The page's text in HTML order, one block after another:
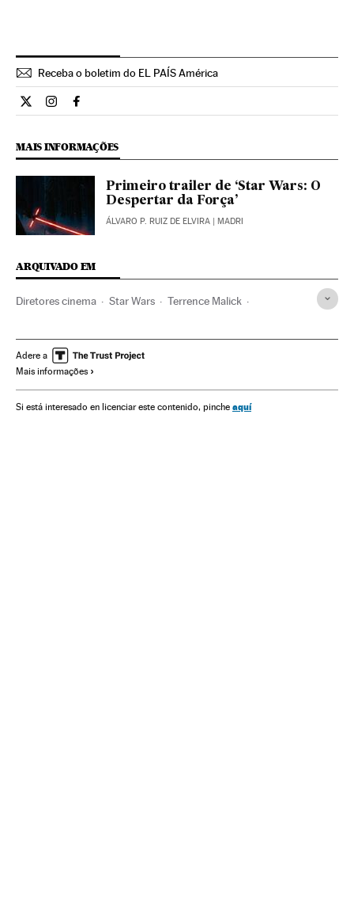
Receba o boletim do EL PAÍS América
Cultura El País Brasil en Twitter
Cultura El País Brasil en Instagram
Cultura El País Brasil en Facebook
MAIS INFORMAÇÕES
Primeiro trailer de ‘Star Wars: O
Despertar da Força’
ÁLVARO P. RUIZ DE ELVIRA | MADRI
ARQUIVADO EM
Diretores cinema Star Wars Terrence Malick
Ron Howard Quentin Tarantino
Ficção científica
Cinema fantástico Filmes Sagas filmes Cinema
Adere a
Mais informações
Si está interesado en licenciar este contenido, pinche aquí